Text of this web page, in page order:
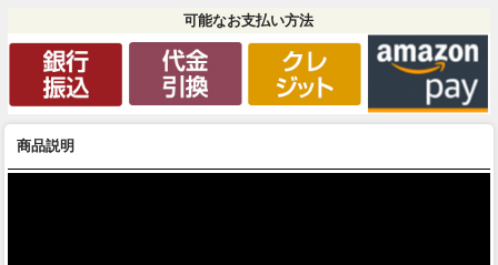
可能なお支払い方法
商品説明